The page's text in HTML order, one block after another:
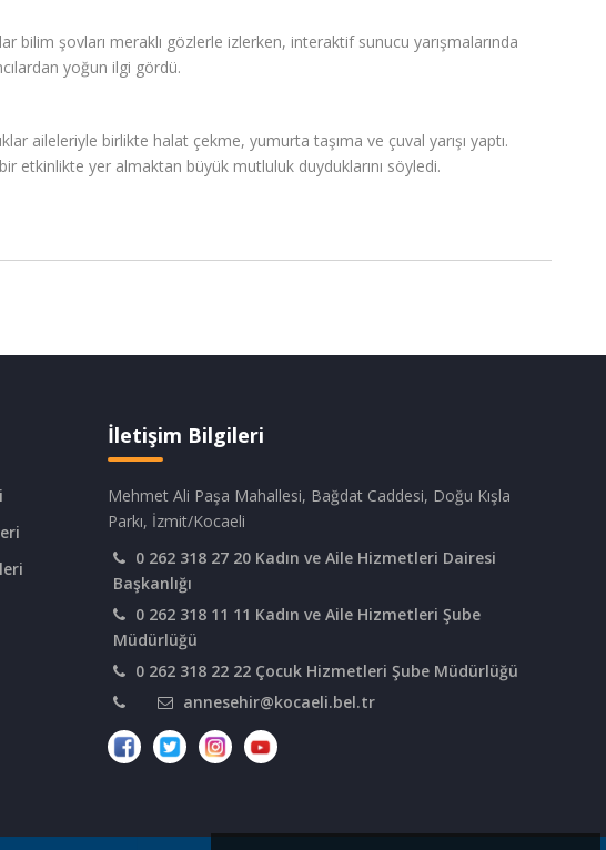
bilim şovları meraklı gözlerle izlerken, interaktif sunucu yarışmalarında
yoğun ilgi gördü.
aileleriyle birlikte halat çekme, yumurta taşıma ve çuval yarışı yaptı.
etkinlikte yer almaktan büyük mutluluk duyduklarını söyledi.
İletişim Bilgileri
Mehmet Ali Paşa Mahallesi, Bağdat Caddesi, Doğu Kışla
Parkı, İzmit/Kocaeli
0 262 318 27 20 Kadın ve Aile Hizmetleri Dairesi
Başkanlığı
0 262 318 11 11 Kadın ve Aile Hizmetleri Şube
Müdürlüğü
0 262 318 22 22 Çocuk Hizmetleri Şube Müdürlüğü
annesehir@kocaeli.bel.tr